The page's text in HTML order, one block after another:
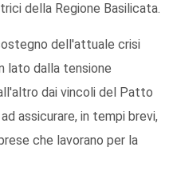
della Regione Basilicata.
dell'attuale crisi
lato dalla tensione
dai vincoli del Patto
assicurare, in tempi brevi,
che lavorano per la